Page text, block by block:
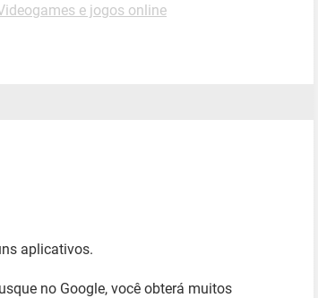
e jogos online
aplicativos.
no Google, você obterá muitos